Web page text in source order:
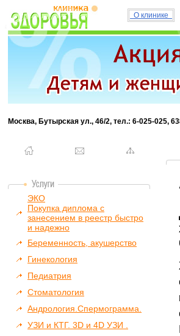
О клинике
Москва, Бутырская ул., 46/2, тел.: 6-025-025,
ЭКО
Покупка диплома с
занесением в реестр быстро
и надежно
Беременность, акушерство
Гинекология
Педиатрия
Стоматология
Андрология.Спермограмма.
УЗИ и КТГ. 3D и 4D УЗИ .